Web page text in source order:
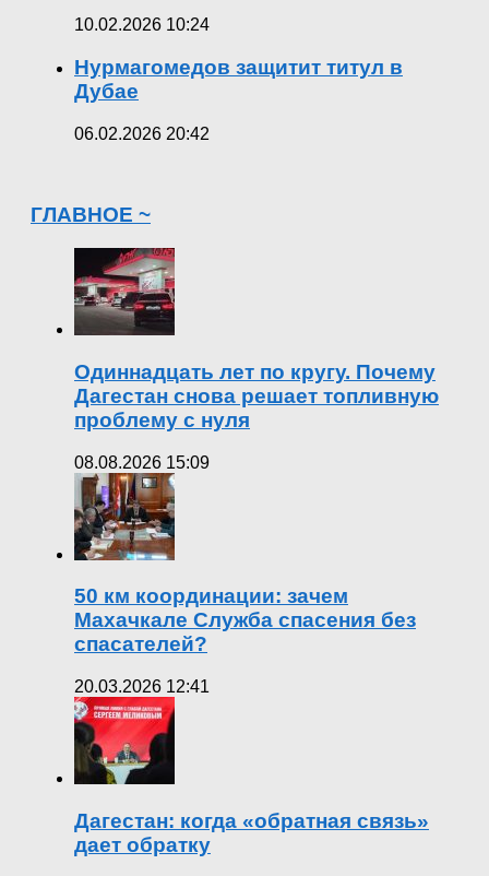
10.02.2026 10:24
Нурмагомедов защитит титул в
Дубае
06.02.2026 20:42
ГЛАВНОЕ ~
Одиннадцать лет по кругу. Почему
Дагестан снова решает топливную
проблему с нуля
08.08.2026 15:09
50 км координации: зачем
Махачкале Служба спасения без
спасателей?
20.03.2026 12:41
Дагестан: когда «обратная связь»
дает обратку